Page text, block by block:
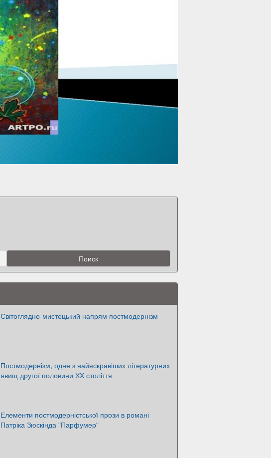
Світоглядно-мистецький напрям постмодернізм
Постмодернізм, одне з найяскравіших літературних
явищ другої половини ХХ століття
Елементи постмодерністської прози в романі
Патріка Зюскінда "Парфумер"